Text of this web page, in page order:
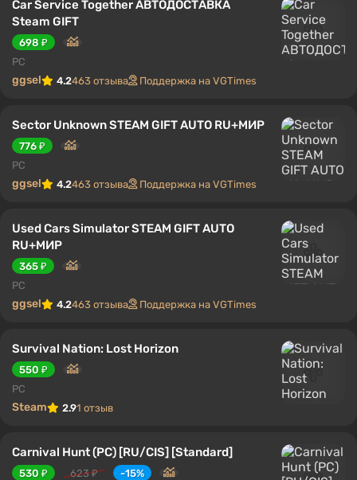
Car Service Together АВТОДОСТАВКА
Steam GIFT
698 ₽
PC
ggsel 4.2463 отзыва Поддержка на VGTimes
Sector Unknown STEAM GIFT AUTO RU+МИР
776 ₽
PC
ggsel 4.2463 отзыва Поддержка на VGTimes
Used Cars Simulator STEAM GIFT AUTO
RU+МИР
365 ₽
PC
ggsel 4.2463 отзыва Поддержка на VGTimes
Survival Nation: Lost Horizon
550 ₽
PC
Steam 2.91 отзыв
Carnival Hunt (PC) [RU/CIS] [Standard]
530 ₽ 623 ₽
-15%